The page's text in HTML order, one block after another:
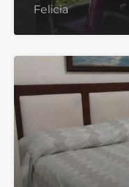
Felicia